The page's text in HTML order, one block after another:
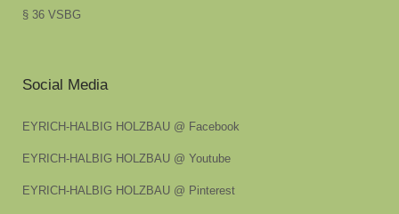
§ 36 VSBG
Social Media
EYRICH-HALBIG HOLZBAU @ Facebook
EYRICH-HALBIG HOLZBAU @ Youtube
EYRICH-HALBIG HOLZBAU @ Pinterest